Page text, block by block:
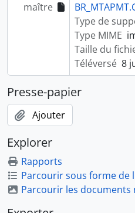
maître
Type de
Type MIME
Taille du
Téléversé 8
Presse-papier
Ajouter
Explorer
Rapports
Parcourir sous forme de
Parcourir les documents